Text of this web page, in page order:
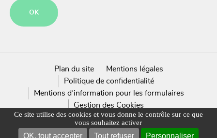
Ce site utilise des cookies et vous donne le contrôle sur ce que
vous souhaitez activer
OK, tout accepter Tout refuser Personnaliser
Plan du site
Mentions légales
Politique de confidentialité
Mentions d’information pour les formulaires
Gestion des Cookies